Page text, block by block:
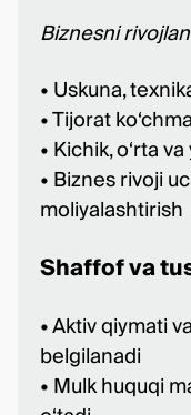
Biznesni
• Uskuna,
• Tijorat
• Kichik, o‘rta
• Biznes rivoji
moliyalashtirish
Shaffof va
• Aktiv qiymati
belgilanadi
• Mulk huquqi